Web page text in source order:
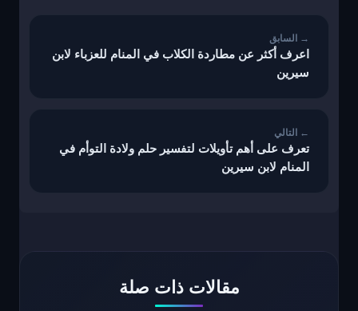
اعرف أكثر عن مطاردة الكلاب في المنام للعزباء لابن
سيرين
تعرف على أهم تأويلات لتفسير حلم ولادة التوأم في
المنام لابن سيرين
مقالات ذات صلة